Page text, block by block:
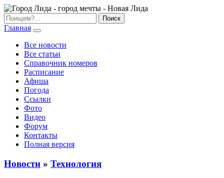
Главная
Все новости
Все статьи
Справочник номеров
Расписание
Афиша
Погода
Ссылки
Фото
Видео
Форум
Контакты
Полная версия
Новости » Технология